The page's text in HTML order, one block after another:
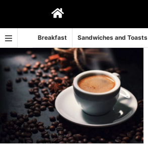
Breakfast Sandwiches and Toasts